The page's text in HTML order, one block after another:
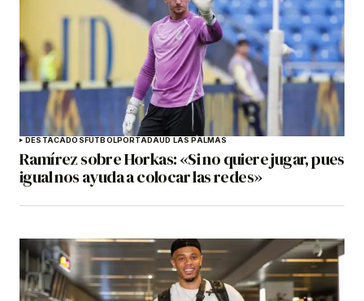
DESTACADOSFÚTBOLPORTADAUD LAS PALMAS
Ramírez sobre Horkas: «Si no quiere jugar, pues
igual nos ayuda a colocar las redes»